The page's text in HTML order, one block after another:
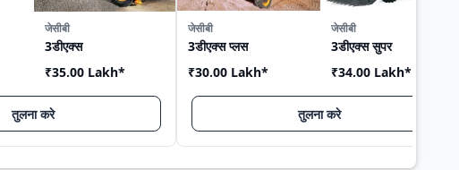
जेसीबी
3डीएक्स
₹35.00 Lakh*
तुलना करे
जेसीबी
3डीएक्स प्लस
₹30.00 Lakh*
जेसीबी
3डीएक्स सुपर
₹34.00 Lakh*
तुलना करे